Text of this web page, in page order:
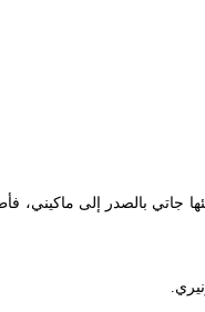
جاتي بالصدر إلى ماكيني،